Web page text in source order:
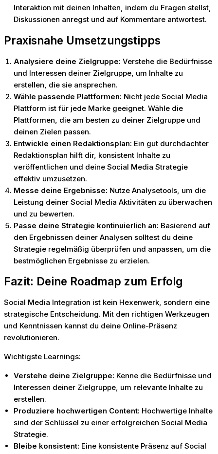
Interaktion mit deinen Inhalten, indem du Fragen stellst,
Diskussionen anregst und auf Kommentare antwortest.
Praxisnahe Umsetzungstipps
Analysiere deine Zielgruppe: Verstehe die Bedürfnisse
und Interessen deiner Zielgruppe, um Inhalte zu
erstellen, die sie ansprechen.
Wähle passende Plattformen: Nicht jede Social Media
Plattform ist für jede Marke geeignet. Wähle die
Plattformen, die am besten zu deiner Zielgruppe und
deinen Zielen passen.
Entwickle einen Redaktionsplan: Ein gut durchdachter
Redaktionsplan hilft dir, konsistent Inhalte zu
veröffentlichen und deine Social Media Strategie
effektiv umzusetzen.
Messe deine Ergebnisse: Nutze Analysetools, um die
Leistung deiner Social Media Aktivitäten zu überwachen
und zu bewerten.
Passe deine Strategie kontinuierlich an: Basierend auf
den Ergebnissen deiner Analysen solltest du deine
Strategie regelmäßig überprüfen und anpassen, um die
bestmöglichen Ergebnisse zu erzielen.
Fazit: Deine Roadmap zum Erfolg
Social Media Integration ist kein Hexenwerk, sondern eine
strategische Entscheidung. Mit den richtigen Werkzeugen
und Kenntnissen kannst du deine Online-Präsenz
revolutionieren.
Wichtigste Learnings:
Verstehe deine Zielgruppe: Kenne die Bedürfnisse und
Interessen deiner Zielgruppe, um relevante Inhalte zu
erstellen.
Produziere hochwertigen Content: Hochwertige Inhalte
sind der Schlüssel zu einer erfolgreichen Social Media
Strategie.
Bleibe konsistent: Eine konsistente Präsenz auf Social